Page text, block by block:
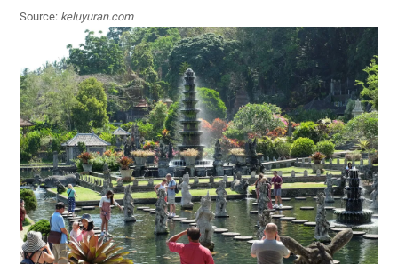
Source: keluyuran.com